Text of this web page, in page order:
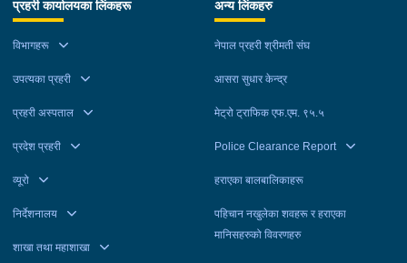
प्रहरी कार्यालयका लिंकहरू
विभागहरू
उपत्यका प्रहरी
प्रहरी अस्पताल
प्रदेश प्रहरी
व्यूरो
निर्देशनालय
शाखा तथा महाशाखा
अन्य लिंकहरु
नेपाल प्रहरी श्रीमती संघ
आसरा सुधार केन्द्र
मेट्रो ट्राफिक एफ.एम. ९५.५
Police Clearance Report
हराएका बालबालिकाहरू
पहिचान नखुलेका शवहरू र हराएका
मानिसहरुको विवरणहरु